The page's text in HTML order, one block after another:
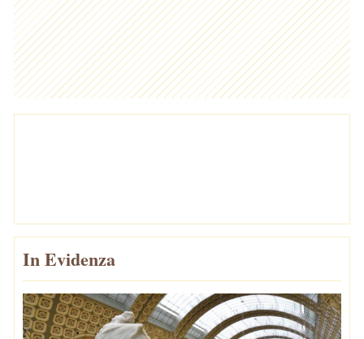
In Evidenza